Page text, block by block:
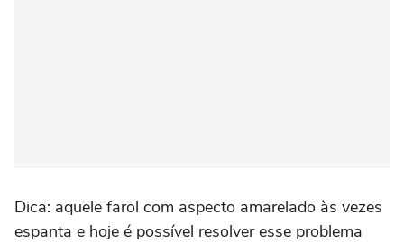
Dica: aquele farol com aspecto amarelado às vezes
espanta e hoje é possível resolver esse problema